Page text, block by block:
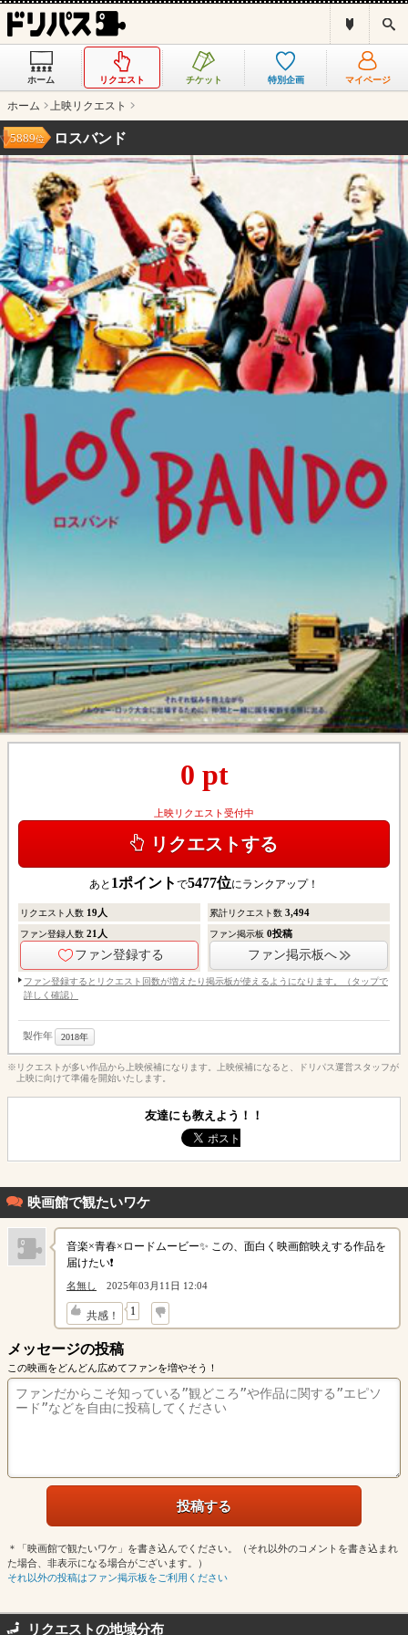
ス
ホーム リクエスト チケット 特別企画 マイページ
ホーム 上映リクエスト
ロスバンド
5889位
0 pt
上映リクエスト受付中
リクエストする
あと 1ポイント で5477位にランクアップ！
リクエスト人数 19 人 累計リクエスト数3,494
ファン登録人数 21 人
ファン登録する
ファン掲示板0投稿
ファン掲示板へ
ファン登録するとリクエスト回数が増えたり掲示板が使えるようになります。（タップで
詳しく確認）
製作年 2018年
※リクエストが多い作品から上映候補になります。上映候補になると、ドリパス運営スタッフが
上映に向けて準備を開始いたします。
友達にも教えよう！！
映画館で観たいワケ
音楽×青春×ロードムービー✨ この、面白く映画館映えする作品を
届けたい❗️
名無し 2025年03月11日 12:04
共感！ 1
↓
メッセージの投稿
この映画をどんどん広めてファンを増やそう！
＊「映画館で観たいワケ」を書き込んでください。（それ以外のコメントを書き込まれ
た場合、非表示になる場合がございます。）
それ以外の投稿はファン掲示板をご利用ください
リクエストの地域分布